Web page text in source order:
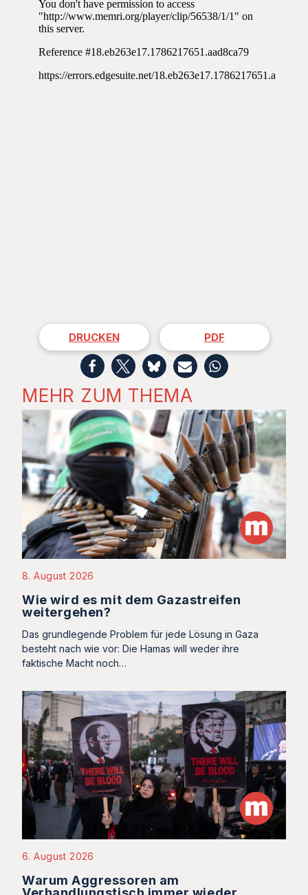
DRUCKEN PDF
MEHR ZUM THEMA
8. August 2026
Wie wird es mit dem Gazastreifen
weitergehen?
Das grundlegende Problem für jede Lösung in Gaza
besteht nach wie vor: Die Hamas will weder ihre
faktische Macht noch…
6. August 2026
Warum Aggressoren am